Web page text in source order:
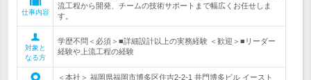
仕事内容
流工程から開発、チームの技術サポートまで幅広くお任せしま
す。
対象と
なる方
学歴不問＜必須＞■詳細設計以上の実務経験 ＜歓迎＞■リーダー
経験や上流工程の経験
＜本社＞ 福岡県福岡市博多区住吉2-2-1 井門博多ビル イースト